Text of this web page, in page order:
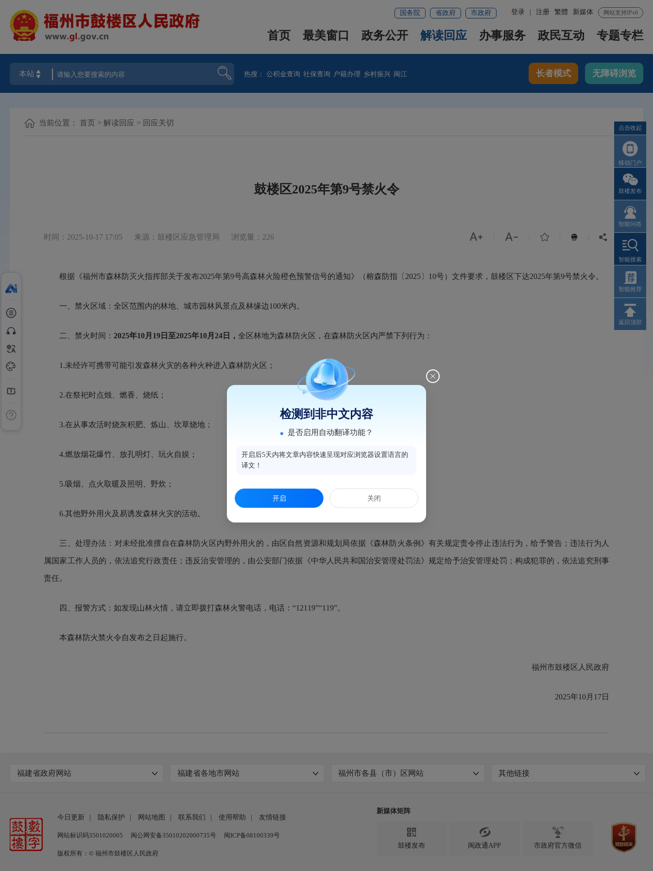
网站支持IPv6
新媒体
繁體
登录 注册
国务院 省政府 市政府
首页 最美窗口 政务公开 解读回应 办事服务 政民互动 专题专栏
热搜：公积金查询 社保查询 户籍办理 乡村振兴 闽江 长者模式 无障碍浏览
当前位置： 首页 > 解读回应 > 回应关切
鼓楼区2025年第9号禁火令
时间：2025-10-17 17:05 来源：鼓楼区应急管理局 浏览量：226     
根据《福州市森林防灭火指挥部关于发布2025年第9号高森林火险橙色预警信号的通知》（榕森防指〔2025〕10号）文件要求，鼓楼区下达2025年第9号禁火令。
一、禁火区域：全区范围内的林地、城市园林风景点及林缘边100米内。
二、禁火时间： 2025年10月 19 日至2025年10月 24 日， 全区林地为森林防火区，在森林防火区内严禁下列行为：
1.未经许可携带可能引发森林火灾的各种火种进入森林防火区；
2.在祭祀时点烛、燃香、烧纸；
3.在从事农活时烧灰积肥、炼山、坎草烧地；
4.燃放烟花爆竹、放孔明灯、玩火自娱；
5.吸烟、点火取暖及照明、野炊；
6.其他野外用火及易诱发森林火灾的活动。
三、处理办法：对未经批准擅自在森林防火区内野外用火的，由区自然资源和规划局依据《森林防火条例》有关规定责令停止违法行为，给予警告；违法行为人
属国家工作人员的，依法追究行政责任；违反治安管理的，由公安部门依据《中华人民共和国治安管理处罚法》规定给予治安管理处罚；构成犯罪的，依法追究刑事
责任。
四、报警方式：如发现山林火情，请立即拨打森林火警电话，电话：“12119”“119”。
本森林防火禁火令自发布之日起施行。
福州市鼓楼区人民政府
2025年10月17日
福建省政府网站 福建省各地市网站 福州市各县（市）区网站 其他链接
今日更新 隐私保护 网站地图 联系我们 使用帮助 友情链接
网站标识码3501020005 闽公网安备35010202000735号 闽ICP备08100339号
版权所有：© 福州市鼓楼区人民政府
新媒体矩阵

鼓楼发布

闽政通APP 市政府官方微信
点击收起
移动门户
鼓楼发布
智能问答
智能搜索
智能推荐
返回顶部
检测到非中文内容
是否启用自动翻译功能？
开启后5天内将文章内容快速呈现对应浏览器设置语言的
译文！
开启 关闭